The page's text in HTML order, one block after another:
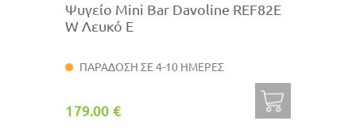
Ψυγείο Mini Bar Davoline REF82E
W Λευκό E
ΠΑΡΑΔΟΣΗ ΣΕ 4-10 ΗΜΕΡΕΣ
179.00 €